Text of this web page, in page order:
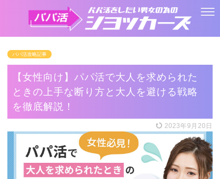
パパ活攻略記事
【女性向け】パパ活で大人を求められた
ときの上手な断り方と大人を避ける戦略
を徹底解説！
2023年9月20日